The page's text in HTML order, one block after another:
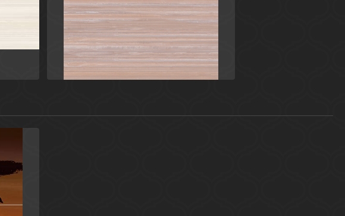
Коричневый
Россия
Универсальные элементы
Ceramica Classic